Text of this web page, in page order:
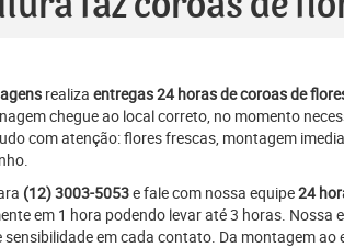
realiza entregas 24 horas de coroas de
chegue ao local correto, no momento
com atenção: flores frescas, montagem
(12) 3003-5053e fale com nossa equipe24
em 1 hora podendo levar até 3 horas.
sensibilidade em cada contato. Da montagem